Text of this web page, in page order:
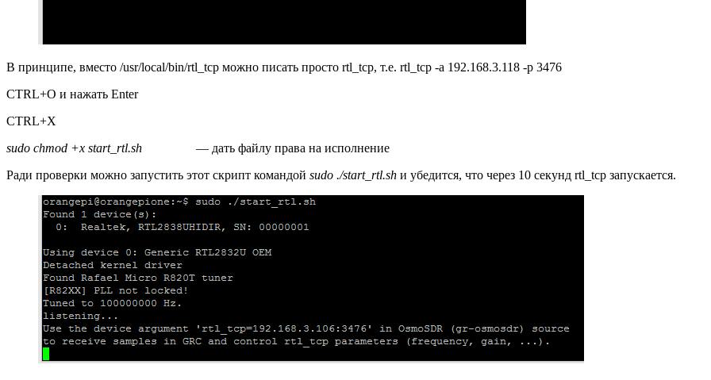
В принципе, вместо /usr/local/bin/rtl_tcp можно писать просто rtl_tcp, т.е. rtl_tcp -a 192.168.3.118 -p 3476
CTRL+O и нажать Enter
CTRL+X
sudo chmod +x start_ rtl.sh — дать файлу права на исполнение
Ради проверки можно запустить этот скрипт командой sudo ./start_rtl.sh и убедится, что через 10 секунд rtl_tcp запускается.